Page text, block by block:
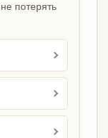
потерять